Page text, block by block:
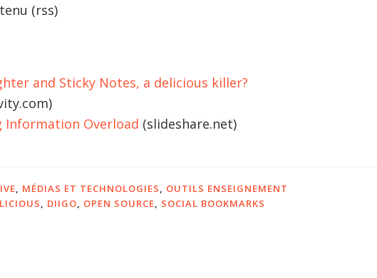
(rss)
and Sticky Notes, a delicious killer?
Information Overload (slideshare.net)
MÉDIAS ET TECHNOLOGIES
OUTILS ENSEIGNEMENT
DIIGO OPEN SOURCE SOCIAL BOOKMARKS